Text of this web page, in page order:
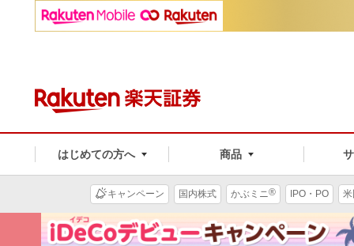
はじめての方へ 商品
キャンペーン 国内株式 かぶミニ® IPO・PO